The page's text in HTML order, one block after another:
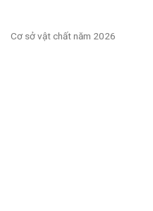
Cơ sở vật chất năm 2026